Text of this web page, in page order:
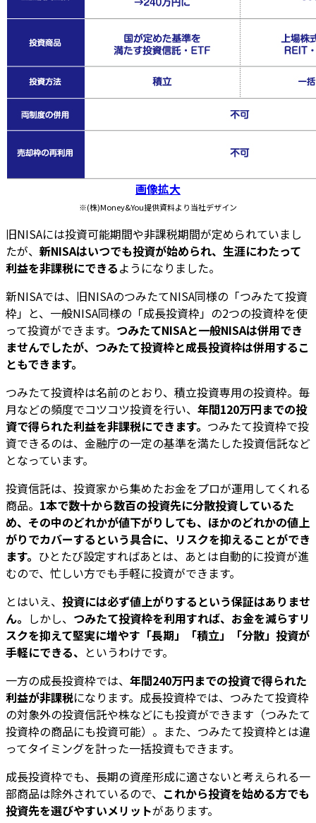
画像拡大
※(株)Money&You提供資料より当社デザイン
旧NISAには投資可能期間や非課税期間が定められていまし
たが、 新NISAはいつでも投資が始められ、生涯にわたって
利益を非課税にできるようになりました。
新NISAでは、旧NISAのつみたてNISA同様の「つみたて投資
枠」と、一般NISA同様の「成長投資枠」の2つの投資枠を使
って投資ができます。 つみたてNISAと一般NISAは併用でき
ませんでしたが、つみたて投資枠と成長投資枠は併用するこ
ともできます。
つみたて投資枠は名前のとおり、積立投資専用の投資枠。毎
月などの頻度でコツコツ投資を行い、 年間120万円までの投
資で得られた利益を非課税にできます。 つみたて投資枠で投
資できるのは、金融庁の一定の基準を満たした投資信託など
となっています。
投資信託は、投資家から集めたお金をプロが運用してくれる
商品。 1本で数十から数百の投資先に分散投資しているた
め、その中のどれかが値下がりしても、ほかのどれかの値上
がりでカバーするという具合に、リスクを抑えることができ
ます。 ひとたび設定すればあとは、あとは自動的に投資が進
むので、忙しい方でも手軽に投資ができます。
とはいえ、 投資には必ず値上がりするという保証はありませ
ん。 しかし、 つみたて投資枠を利用すれば、お金を減らすリ
スクを抑えて堅実に増やす「長期」「積立」「分散」投資が
手軽にできる、 というわけです。
一方の成長投資枠では、 年間240万円までの投資で得られた
利益が非課税になります。成長投資枠では、つみたて投資枠
の対象外の投資信託や株などにも投資ができます（つみたて
投資枠の商品にも投資可能）。また、つみたて投資枠とは違
ってタイミングを計った一括投資もできます。
成長投資枠でも、長期の資産形成に適さないと考えられる一
部商品は除外されているので、 これから投資を始める方でも
投資先を選びやすいメリットがあります。